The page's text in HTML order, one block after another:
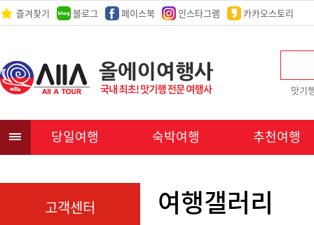
즐겨찾기 블로그 페이스북 인스타그램 카카오스토리
맛기
당일여행 숙박여행 추천여행
고객센터 여행갤러리